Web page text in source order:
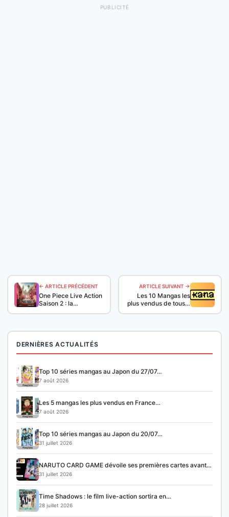
PUBLICITÉ
← ARTICLE PRÉCÉDENT
One Piece Live Action
Saison 2 : la…
ARTICLE SUIVANT →
Les 10 Mangas les
plus vendus de tous…
DERNIÈRES ACTUALITÉS
Top 10 séries mangas au Japon du 27/07…
7 août 2026
Les 5 mangas les plus vendus en France…
7 août 2026
Top 10 séries mangas au Japon du 20/07…
31 juillet 2026
NARUTO CARD GAME dévoile ses premières cartes avant…
31 juillet 2026
Time Shadows : le film live-action sortira en…
28 juillet 2026